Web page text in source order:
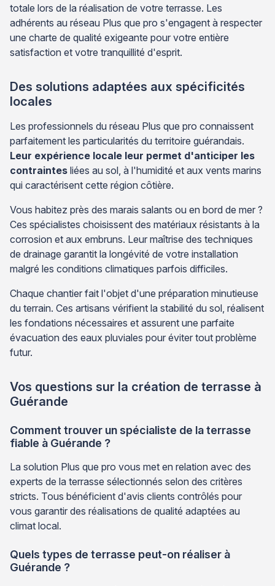
totale lors de la réalisation de votre terrasse. Les
adhérents au réseau Plus que pro s'engagent à respecter
une charte de qualité exigeante pour votre entière
satisfaction et votre tranquillité d'esprit.
Des solutions adaptées aux spécificités
locales
Les professionnels du réseau Plus que pro connaissent
parfaitement les particularités du territoire guérandais.
Leur expérience locale leur permet d'anticiper les
contraintes liées au sol, à l'humidité et aux vents marins
qui caractérisent cette région côtière.
Vous habitez près des marais salants ou en bord de mer ?
Ces spécialistes choisissent des matériaux résistants à la
corrosion et aux embruns. Leur maîtrise des techniques
de drainage garantit la longévité de votre installation
malgré les conditions climatiques parfois difficiles.
Chaque chantier fait l'objet d'une préparation minutieuse
du terrain. Ces artisans vérifient la stabilité du sol, réalisent
les fondations nécessaires et assurent une parfaite
évacuation des eaux pluviales pour éviter tout problème
futur.
Vos questions sur la création de terrasse à
Guérande
Comment trouver un spécialiste de la terrasse
fiable à Guérande ?
La solution Plus que pro vous met en relation avec des
experts de la terrasse sélectionnés selon des critères
stricts. Tous bénéficient d'avis clients contrôlés pour
vous garantir des réalisations de qualité adaptées au
climat local.
Quels types de terrasse peut-on réaliser à
Guérande ?